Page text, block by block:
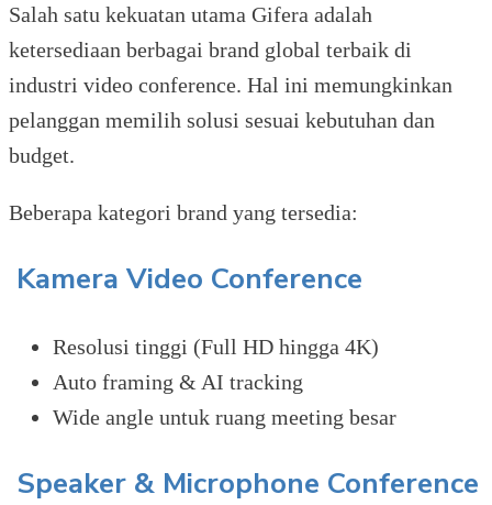
Salah satu kekuatan utama Gifera adalah
ketersediaan berbagai brand global terbaik di
industri video conference. Hal ini memungkinkan
pelanggan memilih solusi sesuai kebutuhan dan
budget.
Beberapa kategori brand yang tersedia:
Kamera Video Conference
Resolusi tinggi (Full HD hingga 4K)
Auto framing & AI tracking
Wide angle untuk ruang meeting besar
Speaker & Microphone Conference